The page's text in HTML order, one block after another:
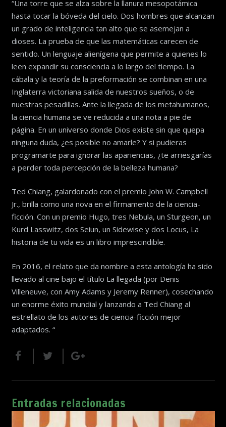
“Una torre que se alza sobre la llanura mesopotámica
hasta tocar la bóveda del cielo. Dos hombres que alcanzan
un grado de inteligencia tan alto que se asemejan a
dioses. La prueba de que las matemáticas carecen de
sentido. Un lenguaje alienígena que permite a quienes lo
leen expandir su consciencia a lo largo del tiempo. La
cábala y la teoría de la preformación se combinan en una
Inglaterra victoriana salida de nuestros sueños, o de
nuestras pesadillas. Ante la llegada de los metahumanos,
la ciencia humana se ve reducida a una nota a pie de
página. En un universo donde Dios existe sin que quepa
ninguna duda, ¿es posible no amarle? Y si pudieras
programarte para ignorar las apariencias, ¿te arriesgarías
a perder toda percepción de la belleza humana?
Ted Chiang, galardonado con el premio John W. Campbell
Jr., brilla como una nova en el firmamento de la ciencia-
ficción. Con un premio Hugo, tres Nebula, un Sturgeon, un
Kurd Lasswitz, dos Seiun, un Sidewise y dos Locus, La
historia de tu vida es un libro imprescindible.
En 2016, el relato que da nombre a esta antología ha sido
llevado al cine bajo el título La llegada (por Denis
Villeneuve, con Amy Adams y Jeremy Renner), cosechando
un enorme éxito mundial y lanzando a Ted Chiang al
estrellato de los autores de ciencia-ficción mejor
adaptados. “
Entradas relacionadas